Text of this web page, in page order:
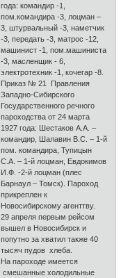
года: командир -1,
пом.командира -3, лоцман –
3, штурвальный -3, наметчик
-3, передать -3, матрос -12,
машинист -1, пом.машиниста
-3, масленщик - 6,
электротехник -1, кочегар -8.
Приказ № 21 Правления
Западно-Сибирского
Государственного речного
пароходства от 24 марта
1927 года: Шестаков А.А. –
командир, Шалавин В.С. – 1-й
пом. командира, Тупицын
С.А. – 1-й лоцман, Евдокимов
И.Ф. -2-й лоцман (плес
Барнаул – Томск). Пароход
прикреплен к
Новосибирскому агенттву.
29 апреля первым рейсом
вышел в Новосибирск и
попутно за хватил также 40
тысяч пудов хлеба.
На пароходе имеется
смешанные холодильные